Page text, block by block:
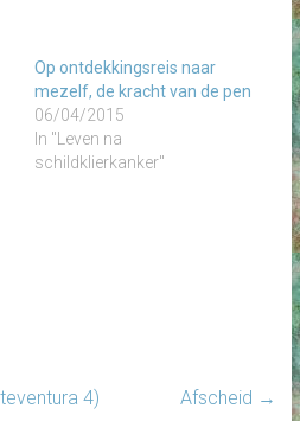
Op ontdekkingsreis naar
mezelf, de kracht van de pen
06/04/2015
In "Leven na
schildklierkanker"
4) Afscheid →